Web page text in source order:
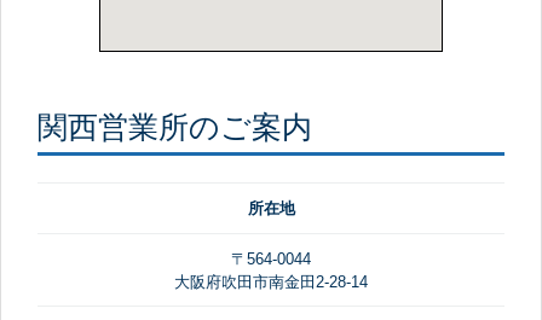
関西営業所のご案内
所在地
〒564-0044
大阪府吹田市南金田2-28-14